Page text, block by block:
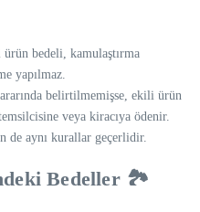
bedeli, kamulaştırma
yapılmaz.
belirtilmemişse, ekili ürün
veya kiracıya ödenir.
de aynı kurallar geçerlidir.
Bedeller 🏞️